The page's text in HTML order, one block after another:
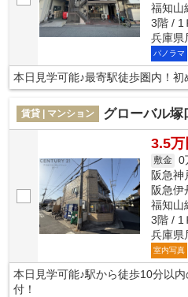
福知山
3階 / 1
兵庫県
パノラマ
本日見学可能♪最寄駅徒歩圏内！
賃貸 | マンション グローバル塚
3.5万
敷金 0
阪急神
阪急伊
福知山
3階 / 1
兵庫県
室内写真
本日見学可能♪駅から徒歩10分以
付！